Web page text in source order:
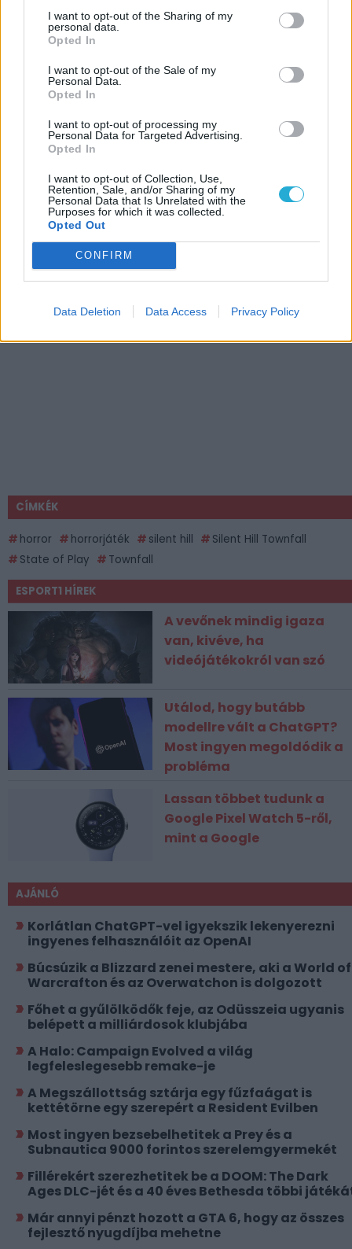
I want to opt-out of the Sharing of my
personal data.
Opted In
I want to opt-out of the Sale of my
Personal Data.
Opted In
I want to opt-out of processing my
Personal Data for Targeted Advertising.
Opted In
I want to opt-out of Collection, Use,
Retention, Sale, and/or Sharing of my
Personal Data that Is Unrelated with the
Purposes for which it was collected.
Opted Out
CONFIRM
Data Deletion Data Access Privacy Policy
CÍMKÉK
horror horrorjáték silent hill
Silent Hill Townfall
State of Play
Townfall
ESPORT1 HÍREK
A vevőnek mindig igaza
van, kivéve, ha
videójátékokról van szó
Utálod, hogy butább
modellre vált a ChatGPT?
Most ingyen megoldódik a
probléma
Lassan többet tudunk a
Google Pixel Watch 5-ről,
mint a Google
AJÁNLÓ
Korlátlan ChatGPT-vel igyekszik lekenyerezni
ingyenes felhasználóit az OpenAI
Búcsúzik a Blizzard zenei mestere, aki a World of
Warcrafton és az Overwatchon is dolgozott
Főhet a gyűlölködők feje, az Odüsszeia ugyanis
belépett a milliárdosok klubjába
A Halo: Campaign Evolved a világ
legfeleslegesebb remake-je
A Megszállottság sztárja egy fűzfaágat is
kettétörne egy szerepért a Resident Evilben
Most ingyen bezsebelhetitek a Prey és a
Subnautica 9000 forintos szerelemgyermekét
Fillérekért szerezhetitek be a DOOM: The Dark
Ages DLC-jét és a 40 éves Bethesda többi
Már annyi pénzt hozott a GTA 6, hogy az összes
fejlesztő nyugdíjba mehetne